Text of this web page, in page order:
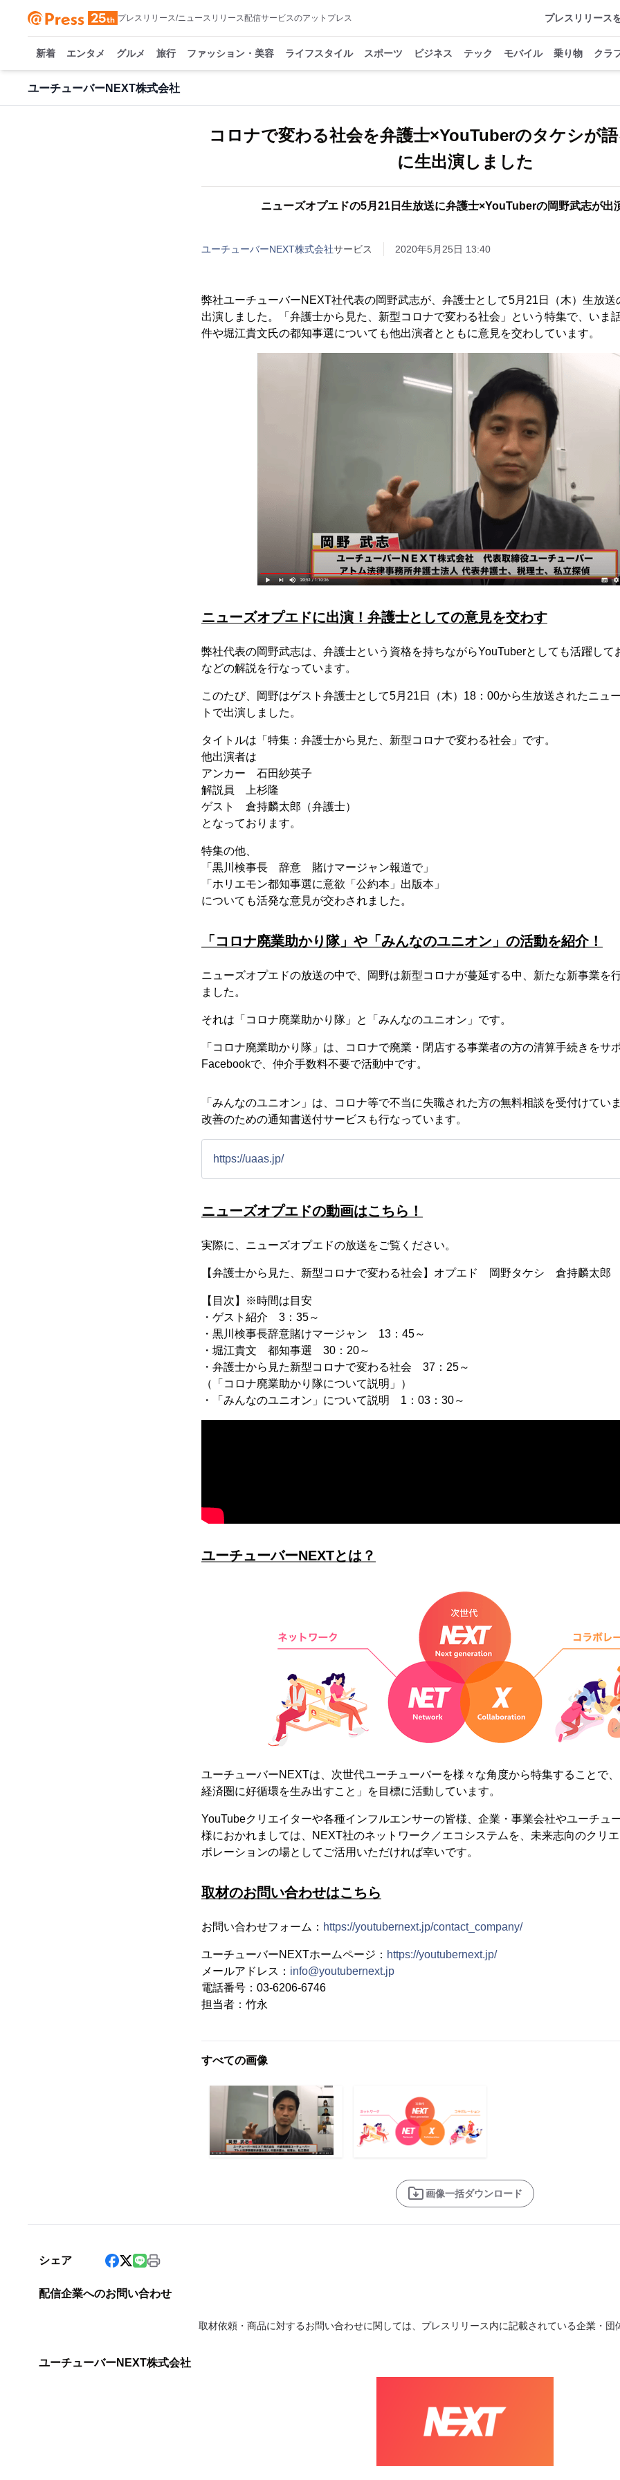
プレスリリース/ニュースリリース配信サービスのアットプレス プレスリリース
新着 エンタメ グルメ 旅行 ファッション・美容 ライフスタイル スポーツ ビジネス テック モバイル 乗り物 クラ
ユーチューバーNEXT株式会社
コロナで変わる社会を弁護士×YouTuberのタケシが
に生出演しました
ニューズオプエドの5月21日生放送に弁護士×YouTuberの岡野武志が出
ユーチューバーNEXT株式会社サービス 2020年5月25日 13:40
弊社ユーチューバーNEXT社代表の岡野武志が、弁護士として5月21日（木）生放
出演しました。「弁護士から見た、新型コロナで変わる社会」という特集で、いま
件や堀江貴文氏の都知事選についても他出演者とともに意見を交わしています。
ニューズオプエドに出演！弁護士としての意見を交わす
弊社代表の岡野武志は、弁護士という資格を持ちながらYouTuberとしても活躍して
などの解説を行なっています。
このたび、岡野はゲスト弁護士として5月21日（木）18：00から生放送されたニュ
トで出演しました。
タイトルは「特集：弁護士から見た、新型コロナで変わる社会」です。
他出演者は
アンカー 石田紗英子
解説員 上杉隆
ゲスト 倉持麟太郎（弁護士）
となっております。
特集の他、
「黒川検事長 辞意 賭けマージャン報道で」
「ホリエモン都知事選に意欲「公約本」出版本」
についても活発な意見が交わされました。
「コロナ廃業助かり隊」や「みんなのユニオン」の活動を紹介！
ニューズオプエドの放送の中で、岡野は新型コロナが蔓延する中、新たな新事業を
ました。
それは「コロナ廃業助かり隊」と「みんなのユニオン」です。
「コロナ廃業助かり隊」は、コロナで廃業・閉店する事業者の方の清算手続きをサ
Facebookで、仲介手数料不要で活動中です。
「みんなのユニオン」は、コロナ等で不当に失職された方の無料相談を受付けてい
改善のための通知書送付サービスも行なっています。
https://uaas.jp/
ニューズオプエドの動画はこちら！
実際に、ニューズオプエドの放送をご覧ください。
【弁護士から見た、新型コロナで変わる社会】オプエド 岡野タケシ 倉持麟太
【目次】※時間は目安
・ゲスト紹介 3：35～
・黒川検事長辞意賭けマージャン 13：45～
・堀江貴文 都知事選 30：20～
・弁護士から見た新型コロナで変わる社会 37：25～
（「コロナ廃業助かり隊について説明」）
・「みんなのユニオン」について説明 1：03：30～
ユーチューバーNEXTとは？
ユーチューバーNEXTは、次世代ユーチューバーを様々な角度から特集することで
経済圏に好循環を生み出すこと」を目標に活動しています。
YouTubeクリエイターや各種インフルエンサーの皆様、企業・事業会社やユーチュ
様におかれましては、NEXT社のネットワーク／エコシステムを、未来志向のクリ
ボレーションの場としてご活用いただければ幸いです。
取材のお問い合わせはこちら
お問い合わせフォーム： https://youtubernext.jp/contact_company/
ユーチューバーNEXTホームページ： https://youtubernext.jp/
メールアドレス： info@youtubernext.jp
電話番号：03-6206-6746
担当者：竹永
すべての画像
画像一括ダウンロード
シェア
配信企業へのお問い合わせ
取材依頼・商品に対するお問い合わせに関しては、プレスリリース内に記載されている企業・団
ユーチューバーNEXT株式会社